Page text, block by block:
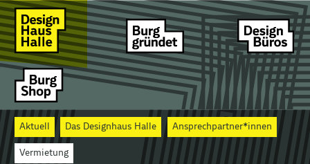
Aktuell Das Designhaus Halle Ansprechpartner*innen
Vermietung